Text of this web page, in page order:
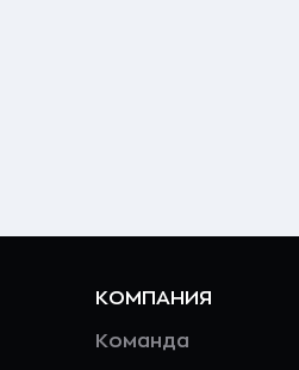
КОМПАНИЯ
Команда